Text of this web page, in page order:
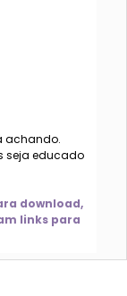
achando.
seja educado
download,
links para